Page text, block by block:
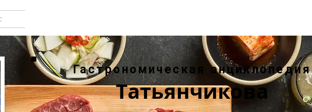
Гастрономическая энциклопедия
Татьянчикова